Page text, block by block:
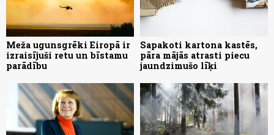
Meža ugunsgrēki Eiropā ir
izraisījuši retu un bīstamu
parādību
Sapakoti kartona kastēs,
pāra mājās atrasti piecu
jaundzimušo līķi